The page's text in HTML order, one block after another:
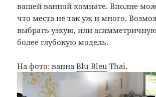
вашей ванной комнате. Вполне
что места не так уж и много.
выбрать узкую, или
более глубокую модель.
На фото: ваннаBlu Bleu Thai.